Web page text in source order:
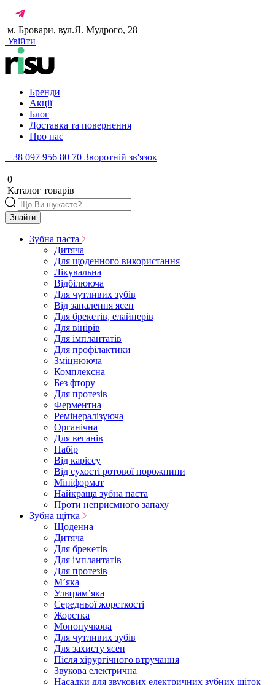
м. Бровари, вул.Я. Мудрого, 28
Увійти
Бренди
Акції
Блог
Доставка та повернення
Про нас
+38 097 956 80 70 Зворотній зв'язок
0
Каталог товарів
Знайти
Зубна паста
Дитяча
Для щоденного використання
Лікувальна
Відбілююча
Для чутливих зубів
Від запалення ясен
Для брекетів, елайнерів
Для вінірів
Для імплантатів
Для профілактики
Зміцнююча
Комплексна
Без фтору
Для протезів
Ферментна
Ремінералізуюча
Органічна
Для веганів
Набір
Від карієсу
Від сухості ротової порожнини
Мініформат
Найкраща зубна паста
Проти неприємного запаху
Зубна щітка
Щоденна
Дитяча
Для брекетів
Для імплантатів
Для протезів
Мʼяка
Ультрамʼяка
Середньої жорсткості
Жорстка
Монопучкова
Для чутливих зубів
Для захисту ясен
Після хірургічного втручання
Звукова електрична
Насадки для звукових електричних зубних щіток